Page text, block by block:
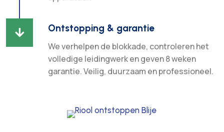
 Ontstopping & garantie
We verhelpen de blokkade, controleren het
volledige leidingwerk en geven 8 weken
garantie. Veilig, duurzaam en professioneel.